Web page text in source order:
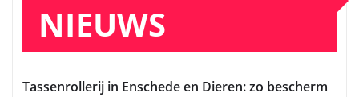
NIEUWS
Tassenrollerij in Enschede en Dieren: zo bescherm